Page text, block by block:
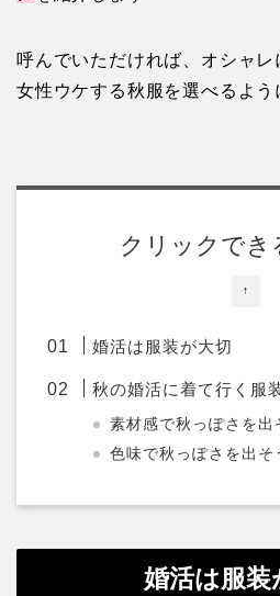
呼んでいただければ、オシャレ
女性ウケする秋服を選べるよう
↑
クリックでき
婚活は服装が大切
秋の婚活に着て行く服
素材感で秋っぽさを出
色味で秋っぽさを出そ
婚活は服装